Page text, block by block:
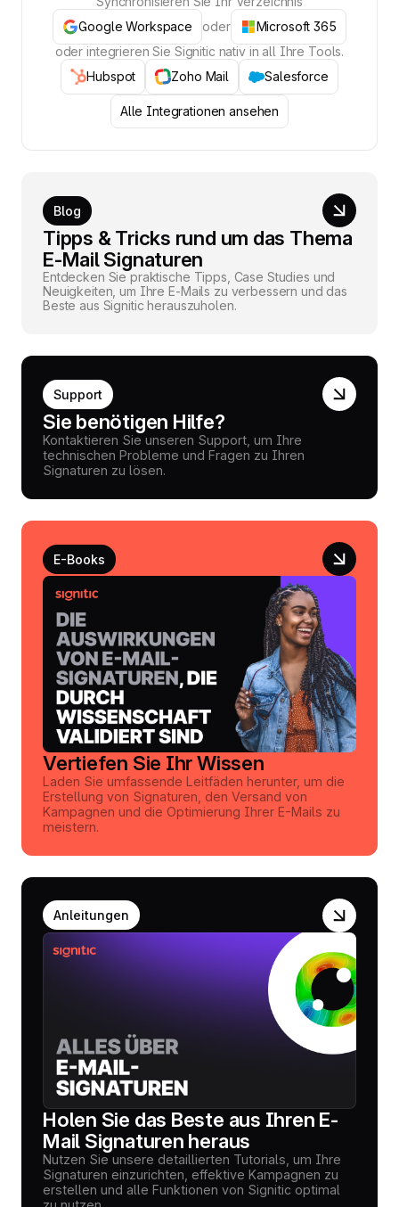
Google Workspace
oder
Microsoft 365
oder integrieren Sie Signitic nativ in all Ihre Tools.
Hubspot
Zoho Mail Salesforce
Alle Integrationen ansehen
Blog
Tipps & Tricks rund um das Thema
E-Mail Signaturen
Entdecken Sie praktische Tipps, Case Studies und
Neuigkeiten, um Ihre E-Mails zu verbessern und das
Beste aus Signitic herauszuholen.
Support
Sie benötigen Hilfe?
Kontaktieren Sie unseren Support, um Ihre
technischen Probleme und Fragen zu Ihren
Signaturen zu lösen.
E-Books
Vertiefen Sie Ihr Wissen
Laden Sie umfassende Leitfäden herunter, um die
Erstellung von Signaturen, den Versand von
Kampagnen und die Optimierung Ihrer E-Mails zu
meistern.
Anleitungen
Holen Sie das Beste aus Ihren E-
Mail Signaturen heraus
Nutzen Sie unsere detaillierten Tutorials, um Ihre
Signaturen einzurichten, effektive Kampagnen zu
erstellen und alle Funktionen von Signitic optimal